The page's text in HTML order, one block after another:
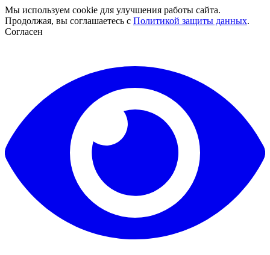
Мы используем cookie для улучшения работы сайта.
Продолжая, вы соглашаетесь с Политикой защиты данных.
Согласен